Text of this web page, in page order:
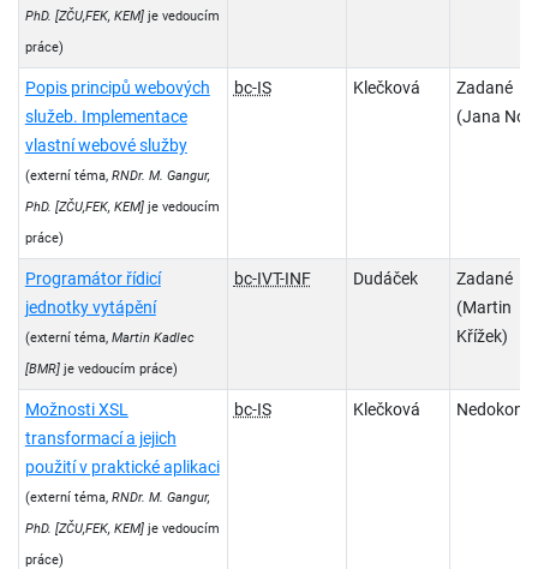
PhD. [ZČU,FEK, KEM]je vedoucím
práce)
Popis principů webových
služeb. Implementace
vlastní webové služby
(externí téma, RNDr. M. Gangur,
PhD. [ZČU,FEK, KEM]je vedoucím
práce)
bc-IS Klečková
Zadané
(Jana
Programátor řídicí
jednotky vytápění
(externí téma, Martin Kadlec
[BMR]je vedoucím práce)
bc-IVT-INF Dudáček
Zadané
(Martin
Křížek)
Možnosti XSL
transformací a jejich
použití v praktické aplikaci
(externí téma, RNDr. M. Gangur,
PhD. [ZČU,FEK, KEM]je vedoucím
práce)
bc-IS Klečková